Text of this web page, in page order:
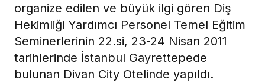
organize edilen ve büyük ilgi gören Diş
Hekimliği Yardımcı Personel Temel Eğitim
Seminerlerinin 22.si, 23-24 Nisan 2011
tarihlerinde İstanbul Gayrettepede
bulunan Divan City Otelinde yapıldı.